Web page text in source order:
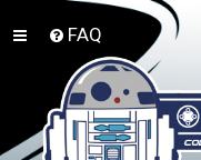
FAQ